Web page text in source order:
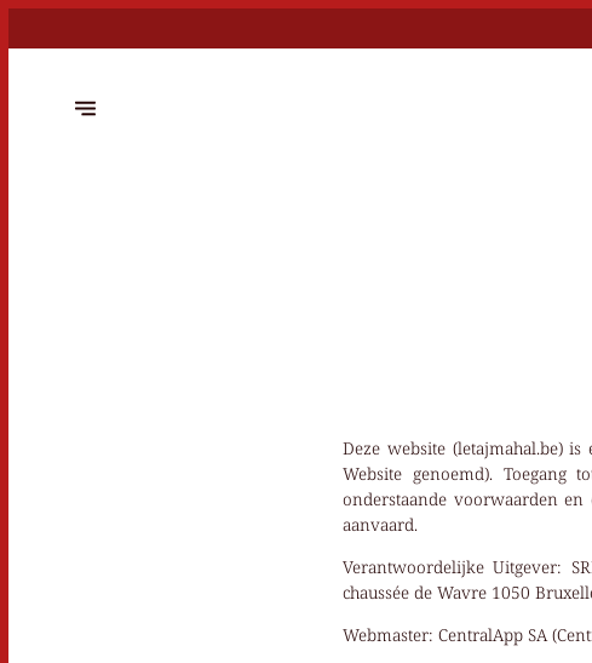
Deze website (letajmahal.be)
Website genoemd).
onderstaande voorwaarden
aanvaard.
Verantwoordelijke Uitgever:
chaussée de Wavre 1050
Webmaster:CentralApp SA